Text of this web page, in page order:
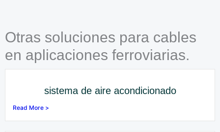
Otras soluciones para cables
en aplicaciones ferroviarias.
sistema de aire acondicionado
Read More >